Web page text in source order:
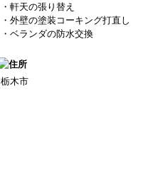
・軒天の張り替え
・外壁の塗装コーキング打直し
・ベランダの防水交換
栃木市